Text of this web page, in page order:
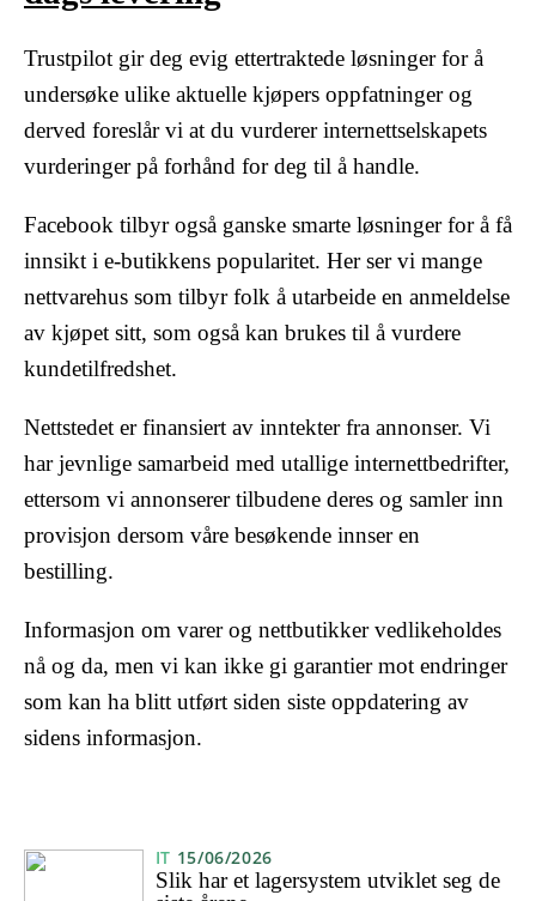
Trustpilot gir deg evig ettertraktede løsninger for å
undersøke ulike aktuelle kjøpers oppfatninger og
derved foreslår vi at du vurderer internettselskapets
vurderinger på forhånd for deg til å handle.
Facebook tilbyr også ganske smarte løsninger for å få
innsikt i e-butikkens popularitet. Her ser vi mange
nettvarehus som tilbyr folk å utarbeide en anmeldelse
av kjøpet sitt, som også kan brukes til å vurdere
kundetilfredshet.
Nettstedet er finansiert av inntekter fra annonser. Vi
har jevnlige samarbeid med utallige internettbedrifter,
ettersom vi annonserer tilbudene deres og samler inn
provisjon dersom våre besøkende innser en
bestilling.
Informasjon om varer og nettbutikker vedlikeholdes
nå og da, men vi kan ikke gi garantier mot endringer
som kan ha blitt utført siden siste oppdatering av
sidens informasjon.
IT 15/06/2026
Slik har et lagersystem utviklet seg de